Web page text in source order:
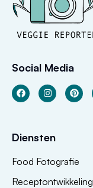
Social Media
Diensten
Food Fotografie
Receptontwikkeling